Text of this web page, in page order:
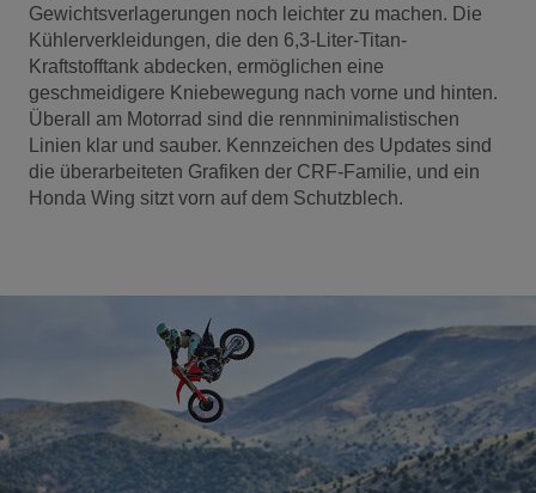
Gewichtsverlagerungen noch leichter zu machen. Die
Kühlerverkleidungen, die den 6,3-Liter-Titan-
Kraftstofftank abdecken, ermöglichen eine
geschmeidigere Kniebewegung nach vorne und hinten.
Überall am Motorrad sind die rennminimalistischen
Linien klar und sauber. Kennzeichen des Updates sind
die überarbeiteten Grafiken der CRF-Familie, und ein
Honda Wing sitzt vorn auf dem Schutzblech.